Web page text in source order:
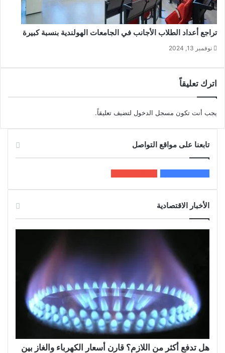
تراجع أعداد الطلاب الأجانب في الجامعات الهولندية بنسبة كبيرة
نوفمبر 13, 2024
اترك تعليقاً
يجب أنت تكون مسجل الدخول لتضيف تعليقاً.
تابعنا على مواقع التواصل
الأخبار الاقتصادية
هل تدفع أكثر من اللازم؟ قارن أسعار الكهرباء والغاز بين